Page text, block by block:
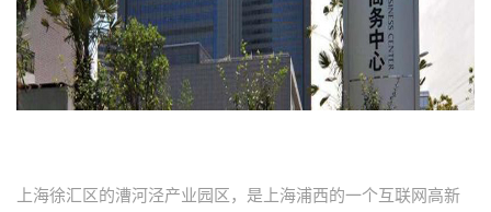
上海徐汇区的漕河泾产业园区，是上海浦西的一个互联网高新